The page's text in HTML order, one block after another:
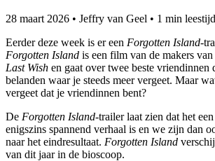
28 maart 2026 • Jeffry van Geel • 1 min leestijd
Eerder deze week is er een Forgotten Island-
Forgotten Island is een film van de makers van
Last Wish en gaat over twee beste vriendinnen
belanden waar je steeds meer vergeet. Maar
vergeet dat je vriendinnen bent?
De Forgotten Island-trailer laat zien dat het
enigszins spannend verhaal is en we zijn dan
naar het eindresultaat. Forgotten Island
van dit jaar in de bioscoop.